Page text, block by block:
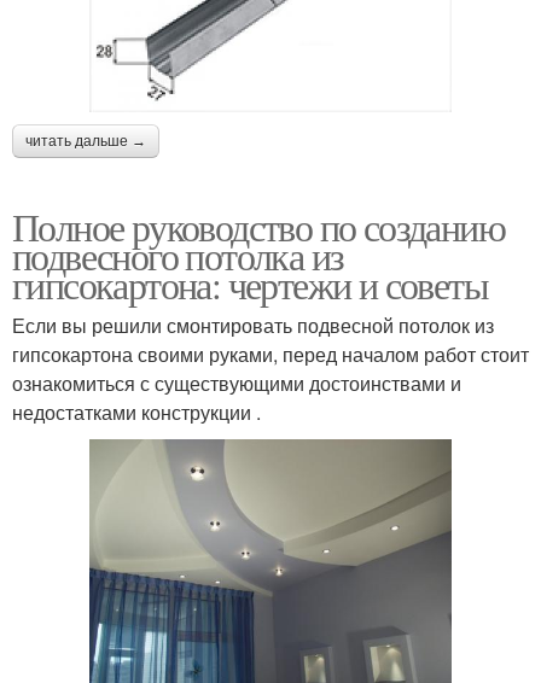
читать дальше →
Полное руководство по созданию
подвесного потолка из
гипсокартона: чертежи и советы
Если вы решили смонтировать подвесной потолок из
гипсокартона своими руками, перед началом работ стоит
ознакомиться с существующими достоинствами и
недостатками конструкции .